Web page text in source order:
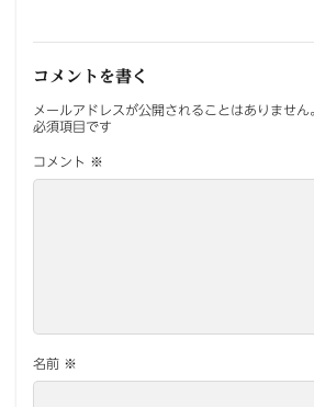
コメントを書く
メールアドレスが公開されることはありません
必須項目です
コメント ※
名前 ※